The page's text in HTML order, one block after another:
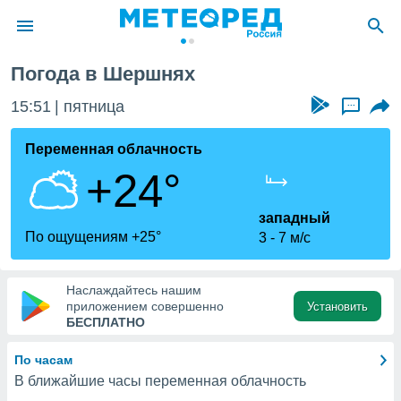
о
Вы можете
к этому
доступ
Погода в Шершнях
15:51 пятница ...
Переменная облачность
+24°
По ощущениям +25°
западный
3
7 м/с
Наслаждайтесь нашим
приложением совершенно
БЕСПЛАТНО
Установить
По часам
В ближайшие часы переменная облачность